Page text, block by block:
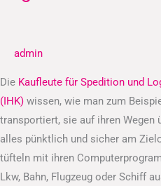
admin
Die Kaufleute für Spedition und
(IHK) wissen, wie man zum
transportiert, sie auf ihren Wegen
alles pünktlich und sicher am
tüfteln mit ihren
Lkw, Bahn, Flugzeug oder Schiff
Logistikdienstleistungen